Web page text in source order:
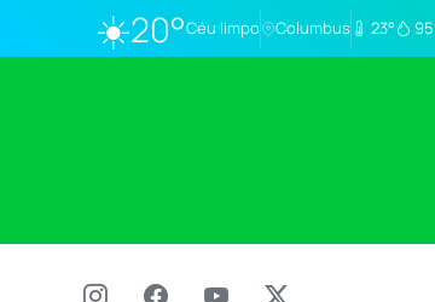
☀️20°Céu limpo Columbus 23°